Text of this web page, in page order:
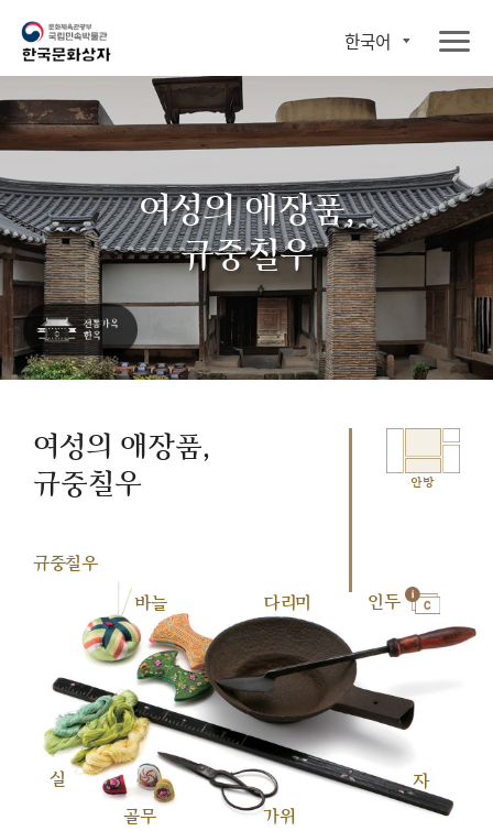
한국어
여성의 애장품,
규중칠우
여성의 애장품,
규중칠우
안방
규중칠우
바늘
다리미 인두
실
골무
가위
자